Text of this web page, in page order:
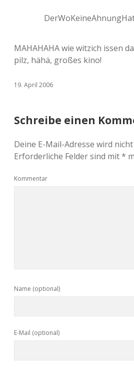
MAHAHAHA wie witzich issen
pilz, hähä, großes kino!
19. April 2006
Schreibe einen
Deine E-Mail-Adresse wird
Erforderliche Felder sind mit*
Kommentar
Name (optional)
E-Mail (optional)